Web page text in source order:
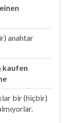
anahtar
kaufen
bir (hiçbir)